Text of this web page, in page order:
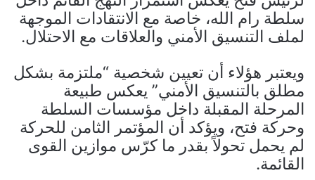
سلطة رام الله، خاصة مع الانتقادات الموجهة
لملف التنسيق الأمني والعلاقات مع الاحتلال.
ويعتبر هؤلاء أن تعيين شخصية “ملتزمة بشكل
مطلق بالتنسيق الأمني” يعكس طبيعة
المرحلة المقبلة داخل مؤسسات السلطة
وحركة فتح، ويؤكد أن المؤتمر الثامن للحركة
لم يحمل تحولاً بقدر ما كرّس موازين القوى
القائمة.